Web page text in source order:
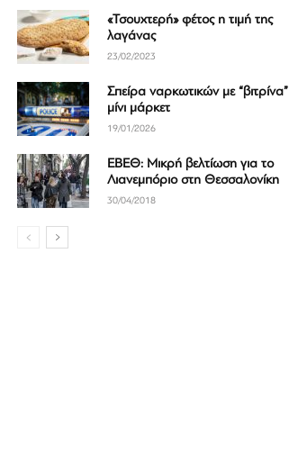
«Τσουχτερή» φέτος η τιμή της
λαγάνας
23/02/2023
Σπείρα ναρκωτικών με “βιτρίνα”
μίνι μάρκετ
19/01/2026
ΕΒΕΘ: Μικρή βελτίωση για το
Λιανεμπόριο στη Θεσσαλονίκη
30/04/2018